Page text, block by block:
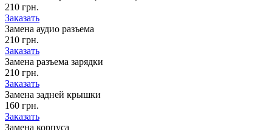
210 грн.
Заказать
Замена аудио разъема
210 грн.
Заказать
Замена разъема зарядки
210 грн.
Заказать
Замена задней крышки
160 грн.
Заказать
Замена корпуса